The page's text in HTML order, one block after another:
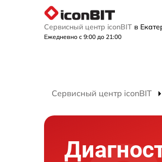
Сервисный центр iconBIT в
Ежедневно с 9:00 до 21:00
Сервисный центр iconBIT